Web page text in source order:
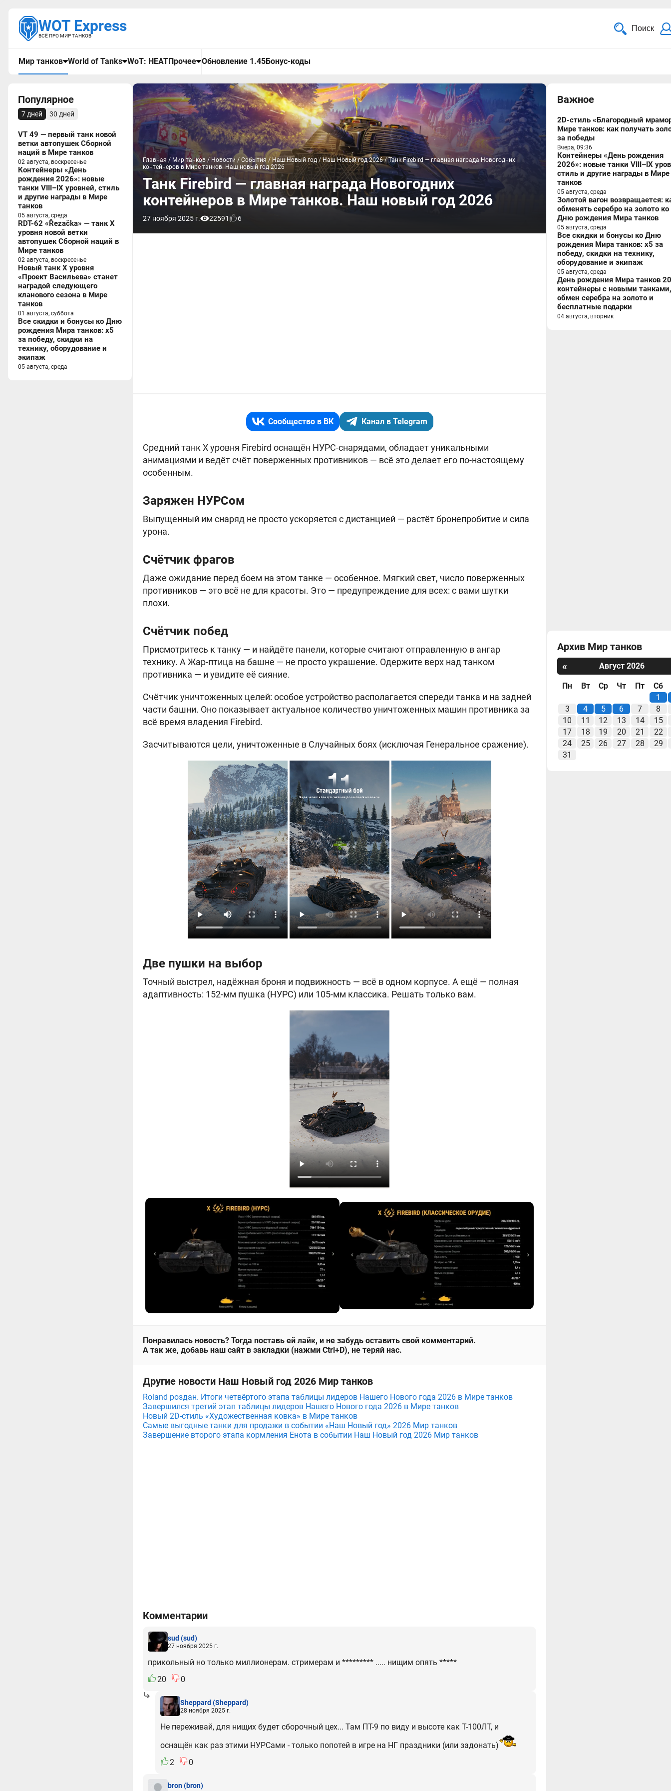
WOT Express
ВСЁ ПРО МИР ТАНКОВ
Поиск
Мир танков World of Tanks WoT: HEATПрочее Обновление 1.45Бонус-коды
Популярное
7 дней 30 дней
VT 49 — первый танк новой
ветки автопушек Сборной
наций в Мире танков
02 августа, воскресенье
Контейнеры «День
рождения 2026»: новые
танки VIII–IX уровней, стиль
и другие награды в Мире
танков
05 августа, среда
RDT-62 «Řezačka» — танк X
уровня новой ветки
автопушек Сборной наций в
Мире танков
02 августа, воскресенье
Новый танк X уровня
«Проект Васильева» станет
наградой следующего
кланового сезона в Мире
танков
01 августа, суббота
Все скидки и бонусы ко Дню
рождения Мира танков: x5
за победу, скидки на
технику, оборудование и
экипаж
05 августа, среда
Главная / Мир танков / Новости / События / Наш Новый год/ Наш Новый год 2026/ Танк Firebird — главная награда Новогодних
контейнеров в Мире танков. Наш новый год 2026
Танк Firebird — главная награда Новогодних
контейнеров в Мире танков. Наш новый год 2026
27 ноября 2025 г. 22591 6
Сообщество в ВК Канал в Telegram
Средний танк X уровня Firebird оснащён НУРС-снарядами, обладает уникальными
анимациями и ведёт счёт поверженных противников — всё это делает его по-настоящему
особенным.
Заряжен НУРСом
Выпущенный им снаряд не просто ускоряется с дистанцией — растёт бронепробитие и сила
урона.
Счётчик фрагов
Даже ожидание перед боем на этом танке — особенное. Мягкий свет, число поверженных
противников — это всё не для красоты. Это — предупреждение для всех: с вами шутки
плохи.
Счётчик побед
Присмотритесь к танку — и найдёте панели, которые считают отправленную в ангар
технику. А Жар-птица на башне — не просто украшение. Одержите верх над танком
противника — и увидите её сияние.
Счётчик уничтоженных целей: особое устройство располагается спереди танка и на задней
части башни. Оно показывает актуальное количество уничтоженных машин противника за
всё время владения Firebird.
Засчитываются цели, уничтоженные в Случайных боях (исключая Генеральное сражение).
Две пушки на выбор
Точный выстрел, надёжная броня и подвижность — всё в одном корпусе. А ещё — полная
адаптивность: 152-мм пушка (НУРС) или 105-мм классика. Решать только вам.
Понравилась новость? Тогда поставь ей лайк, и не забудь оставить свой комментарий.
А так же, добавь наш сайт в закладки (нажми Ctrl+D), не теряй нас.
Другие новости Наш Новый год 2026 Мир танков
Roland роздан. Итоги четвёртого этапа таблицы лидеров Нашего Нового года 2026 в Мире танков
Завершился третий этап таблицы лидеров Нашего Нового года 2026 в Мире танков
Новый 2D-стиль «Художественная ковка» в Мире танков
Самые выгодные танки для продажи в событии «Наш Новый год» 2026 Мир танков
Завершение второго этапа кормления Енота в событии Наш Новый год 2026 Мир танков
Комментарии
sud (sud)
27 ноября 2025 г.
прикольный но только миллионерам. стримерам и ********* ..... нищим опять *****
20
0
Sheppard (Sheppard)
28 ноября 2025 г.
Не переживай, для нищих будет сборочный цех... Там ПТ-9 по виду и высоте как Т-100ЛТ, и
оснащён как раз этими НУРСами - только попотей в игре на НГ праздники (или задонать)
2
0
bron(bron)
Важное
2D-стиль «Благородный
Мире танков: как получать
за победы
Вчера, 09:36
Контейнеры «День рождения
2026»: новые танки VIII–IX
стиль и другие награды в Мире
танков
05 августа, среда
Золотой вагон возвращается:
обменять серебро на золото ко
Дню рождения Мира танков
05 августа, среда
Все скидки и бонусы ко Дню
рождения Мира танков: x5 за
победу, скидки на технику,
оборудование и экипаж
05 августа, среда
День рождения Мира танков
контейнеры с новыми танками,
обмен серебра на золото и
бесплатные подарки
04 августа, вторник
Архив Мир танков
«
Август 2026
Пн Вт Ср Чт Пт
Сб
1
3
4 5 6 7
8
10
11 12 13 14
15
17
18 19 20 21
22
24
25 26 27 28
29
31